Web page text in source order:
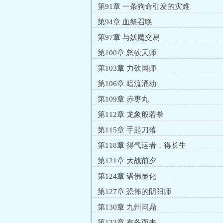
第91章 一条狗命引发的灾难
第94章 血祭召唤
第97章 与妖魔交易
第100章 怒砍天师
第103章 力砍国师
第106章 暗流涌动
第109章 赤枣丸
第112章 龙象般若拳
第115章 手起刀落
第118章 得气运者，得长生
第121章 大战前夕
第124章 诸佛显化
第127章 恐怖的阴阳师
第130章 九州问鼎